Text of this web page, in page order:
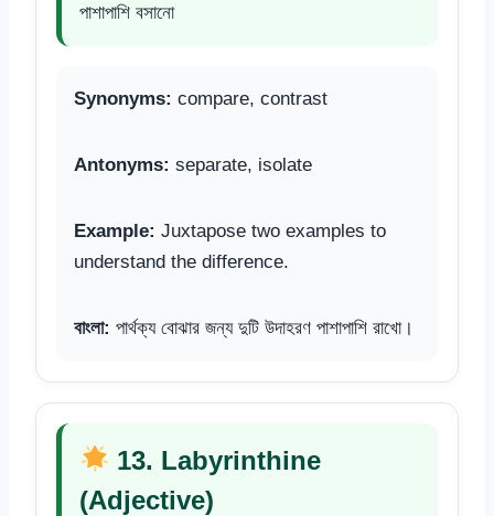
পাশাপাশি বসানো
Synonyms: compare, contrast
Antonyms: separate, isolate
Example: Juxtapose two examples to
understand the difference.
বাংলা: পার্থক্য বোঝার জন্য দুটি উদাহরণ পাশাপাশি রাখো।
13. Labyrinthine
(Adjective)